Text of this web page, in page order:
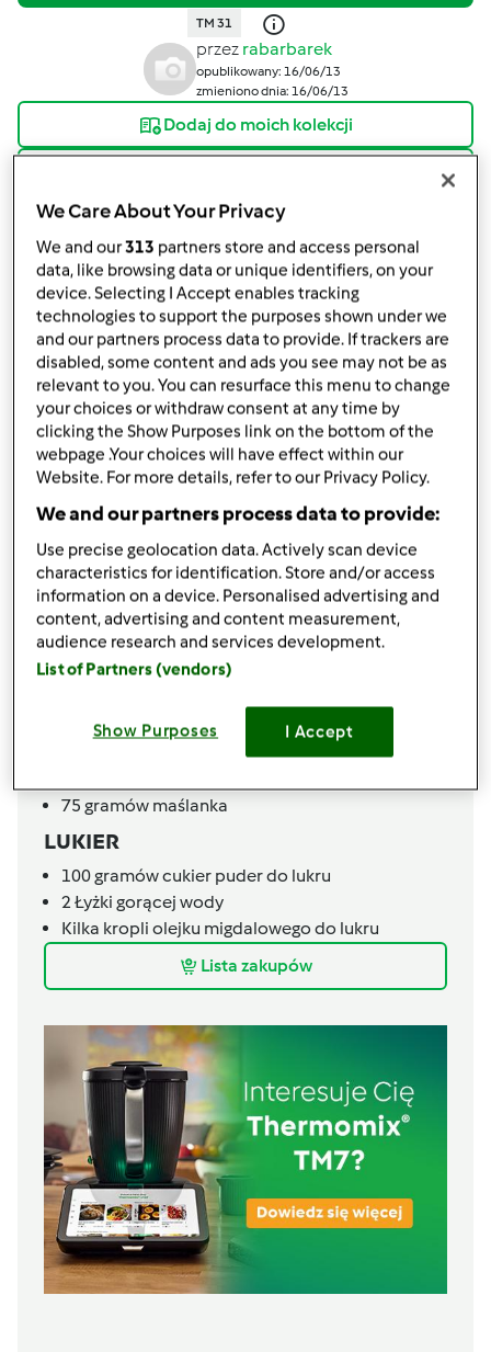
TM 31
przez rabarbarek
opublikowany: 16/06/13
zmieniono dnia: 16/06/13
Dodaj do moich kolekcji
Stwórz wariant
Składniki
Ciasto
80gramów drożdży świeżych + 10g cukru
225gramówmleka 3,2%
100gramówmasła
1/2płaskiej łyżeczki soli
2jajka cale
1jajko (żółtko do ciasta)
1cukier waniliowy (16 g)
1białko do posmarowania
Kruszonka
mąki pszennej
75 gramów maślanka
LUKIER
100gramówcukier puder do lukru
2Łyżki gorącej wody
Kilka kropli olejku migdalowego do lukru
Lista zakupów
We Care About Your Privacy
We and our313 partners store and access personal
data, like browsing data or unique identifiers, on your
device. Selecting I Accept enables tracking
technologies to support the purposes shown under we
and our partners process data to provide. If trackers are
disabled, some content and ads you see may not be as
relevant to you. You can resurface this menu to change
your choices or withdraw consent at any time by
clicking the Show Purposes link on the bottom of the
webpage .Your choices will have effect within our
Website. For more details, refer to our Privacy Policy.
We and our partners process data to provide:
Use precise geolocation data. Actively scan device
characteristics for identification. Store and/or access
information on a device. Personalised advertising and
content, advertising and content measurement,
audience research and services development.
List of Partners (vendors)
Show Purposes I Accept